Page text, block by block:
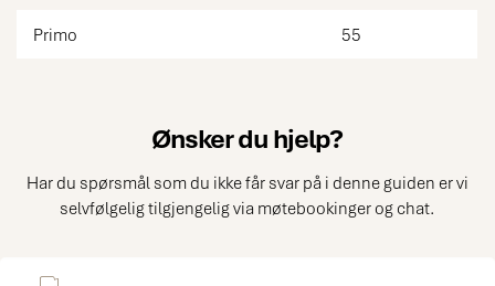
Primo 55
Ønsker du hjelp?
Har du spørsmål som du ikke får svar på i denne guiden er vi
selvfølgelig tilgjengelig via møtebookinger og chat.